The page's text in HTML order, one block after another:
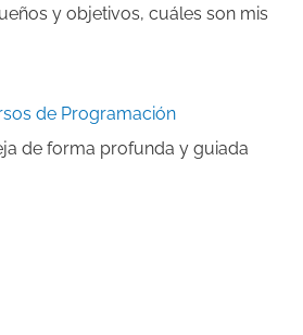
y objetivos, cuáles son mis
de Programación
de forma profunda y guiada